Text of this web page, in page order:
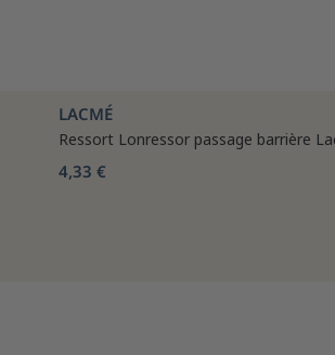
LACMÉ
Ressort Lonressor passage barrière
4,33 €